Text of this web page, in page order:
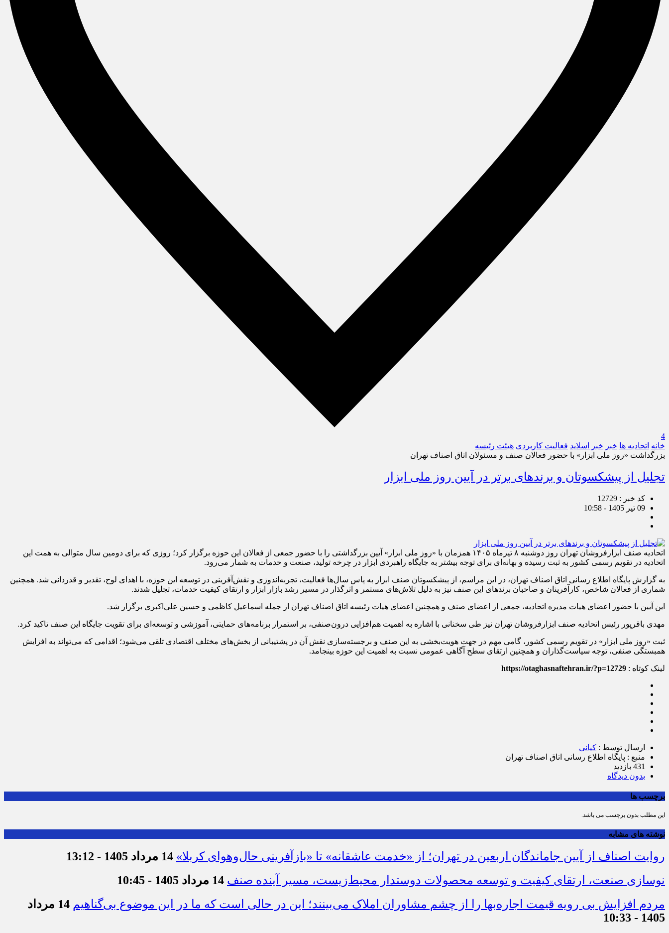
4
خانه اتحادیه ها خبر خبر اسلايد فعالیت کاربردی هیئت رئیسه
بزرگداشت «روز ملی ابزار» با حضور فعالان صنف و مسئولان اتاق اصناف تهران
تجلیل از پیشکسوتان و برندهای برتر در آیین روز ملی ابزار
کد خبر : 12729
09 تیر 1405 - 10:58
اتحادیه صنف ابزارفروشان تهران روز دوشنبه ۸ تیرماه ۱۴۰۵ همزمان با «روز ملی ابزار» آیین بزرگداشتی را با حضور جمعی از فعالان این حوزه برگزار کرد؛ روزی که برای دومین سال متوالی به همت این
اتحادیه در تقویم رسمی کشور به ثبت رسیده و بهانه‌ای برای توجه بیشتر به جایگاه راهبردی ابزار در چرخه تولید، صنعت و خدمات به شمار می‌رود.
به گزارش پایگاه اطلاع رسانی اتاق اصناف تهران، در این مراسم، از پیشکسوتان صنف ابزار به پاس سال‌ها فعالیت، تجربه‌اندوزی و نقش‌آفرینی در توسعه این حوزه، با اهدای لوح، تقدیر و قدردانی شد. همچنین
شماری از فعالان شاخص، کارآفرینان و صاحبان برندهای این صنف نیز به دلیل تلاش‌های مستمر و اثرگذار در مسیر رشد بازار ابزار و ارتقای کیفیت خدمات، تجلیل شدند.
این آیین با حضور اعضای هیات مدیره اتحادیه، جمعی از اعضای صنف و همچنین اعضای هیات رئیسه اتاق اصناف تهران از جمله اسماعیل کاظمی و حسین علی‌اکبری برگزار شد.
مهدی باقرپور رئیس اتحادیه صنف ابزارفروشان تهران نیز طی سخنانی با اشاره به اهمیت هم‌افزایی درون‌صنفی، بر استمرار برنامه‌های حمایتی، آموزشی و توسعه‌ای برای تقویت جایگاه این صنف تاکید کرد.
ثبت «روز ملی ابزار» در تقویم رسمی کشور، گامی مهم در جهت هویت‌بخشی به این صنف و برجسته‌سازی نقش آن در پشتیبانی از بخش‌های مختلف اقتصادی تلقی می‌شود؛ اقدامی که می‌تواند به افزایش
همبستگی صنفی، توجه سیاست‌گذاران و همچنین ارتقای سطح آگاهی عمومی نسبت به اهمیت این حوزه بینجامد.
لینک کوتاه : https://otaghasnaftehran.ir/?p=12729
ارسال توسط : کیانی
منبع : پایگاه اطلاع رسانی اتاق اصناف تهران
431 بازدید
بدون دیدگاه
برچسب ها
این مطلب بدون برچسب می باشد.
نوشته های مشابه
روایت اصناف از آیین جاماندگان اربعین در تهران؛ از «خدمت عاشقانه» تا «بازآفرینی حال‌وهوای کربلا» 14 مرداد 1405 - 13:12
نوسازی صنعت، ارتقای کیفیت و توسعه محصولات دوستدار محیط‌زیست، مسیر آینده صنف 14 مرداد 1405 - 10:45
مردم افزایش بی رویه قیمت اجاره‌بها را از چشم مشاوران املاک می‌بینند؛ این در حالی است که ما در این موضوع بی‌گناهیم
14 مرداد
1405 - 10:33